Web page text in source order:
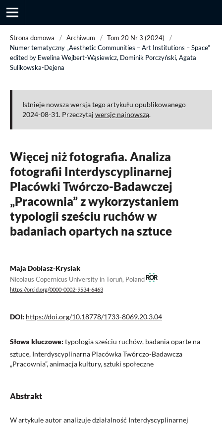
Strona domowa / Archiwum / Tom 20 Nr 3 (2024)
/
Numer tematyczny „Aesthetic Communities – Art Institutions – Space”
edited by Ewelina Wejbert-Wąsiewicz, Dominik Porczyński, Agata
Sulikowska-Dejena
Istnieje nowsza wersja tego artykułu opublikowanego
2024-08-31. Przeczytaj wersję najnowszą.
Więcej niż fotografia. Analiza
fotografii Interdyscyplinarnej
Placówki Twórczo-Badawczej
„Pracownia” z wykorzystaniem
typologii sześciu ruchów w
badaniach opartych na sztuce
Maja Dobiasz-Krysiak
Nicolaus Copernicus University in Toruń, Poland
https://orcid.org/0000-0002-9534-6463
DOI: https://doi.org/10.18778/1733-8069.20.3.04
Słowa kluczowe: typologia sześciu ruchów, badania oparte na
sztuce, Interdyscyplinarna Placówka Twórczo-Badawcza
„Pracownia”, animacja kultury, sztuki społeczne
Abstrakt
W artykule autor analizuje działalność Interdyscyplinarnej